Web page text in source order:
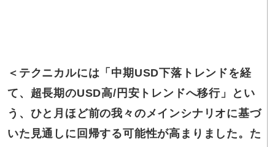
＜テクニカルには「中期USD下落トレンドを経
て、超長期のUSD高/円安トレンドへ移行」とい
う、ひと月ほど前の我々のメインシナリオに基づ
いた見通しに回帰する可能性が高まりました。た